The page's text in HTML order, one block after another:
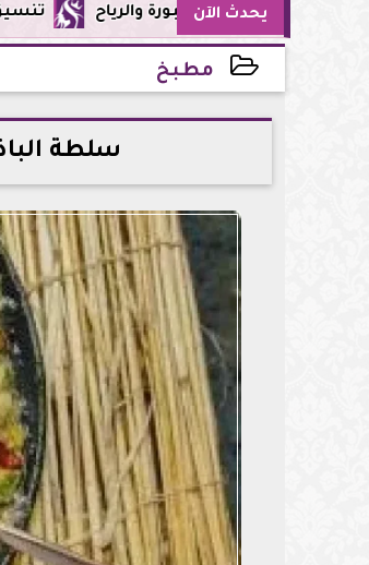
يحدث الآن تنسيق الجامعات 2026: تعديل الرغبات متاح حتى الأحد 9 أغسطس.. اعرف القواعد والمواعيد والنصائح قبل غلق التسجيل
مطبخ
2026-05-13 15:19:59
سلطة